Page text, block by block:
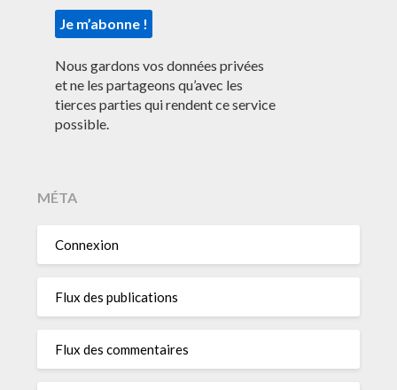
Nous gardons vos données privées
et ne les partageons qu’avec les
tierces parties qui rendent ce service
possible.
MÉTA
Connexion
Flux des publications
Flux des commentaires